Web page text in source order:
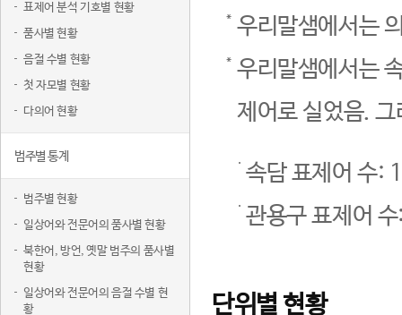
표제어 분석 기호별 현황
품사별 현황
음절 수별 현황
첫 자모별 현황
다의어 현황
범주별 통계
범주별 현황
일상어와 전문어의 품사별 현황
북한어, 방언, 옛말 범주의 품사별
현황
일상어와 전문어의 음절 수별 현
황
우리말샘에서는
우리말샘에서는
제어로 실었음.
속담 표제어 수:
관용구 표제어
단위별 현황